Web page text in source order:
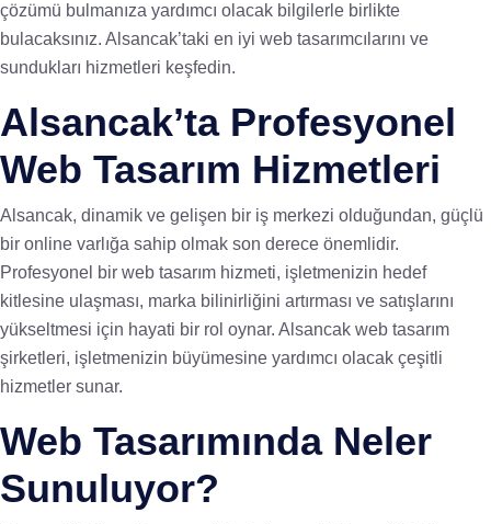
çözümü bulmanıza yardımcı olacak bilgilerle birlikte
bulacaksınız. Alsancak’taki en iyi web tasarımcılarını ve
sundukları hizmetleri keşfedin.
Alsancak’ta Profesyonel
Web Tasarım Hizmetleri
Alsancak, dinamik ve gelişen bir iş merkezi olduğundan, güçlü
bir online varlığa sahip olmak son derece önemlidir.
Profesyonel bir web tasarım hizmeti, işletmenizin hedef
kitlesine ulaşması, marka bilinirliğini artırması ve satışlarını
yükseltmesi için hayati bir rol oynar. Alsancak web tasarım
şirketleri, işletmenizin büyümesine yardımcı olacak çeşitli
hizmetler sunar.
Web Tasarımında Neler
Sunuluyor?